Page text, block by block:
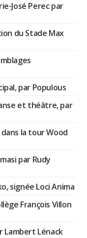
José Perec par
du Stade Max
par Populous
et théâtre, par
la tour Wood
par Rudy
signée Loci Anima
François Villon
Lambert Lénack